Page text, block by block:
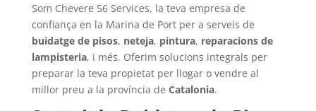
Som Chevere 56 Services, la teva empresa de
confiança en la Marina de Port per a serveis de
buidatge de pisos, neteja, pintura, reparacions de
lampisteria, i més. Oferim solucions integrals per
preparar la teva propietat per llogar o vendre al
millor preu a la província de Catalonia.